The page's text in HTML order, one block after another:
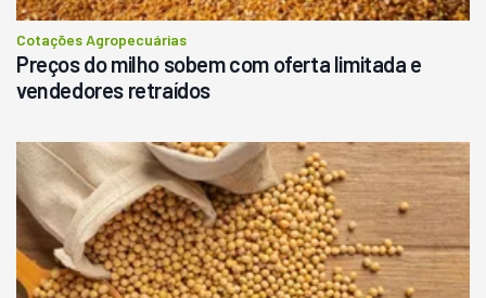
Cotações Agropecuárias
Preços do milho sobem com oferta limitada e
vendedores retraídos